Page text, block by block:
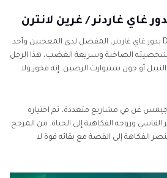
انضم ناثان فيليون إلى عالم DC بدور غاي غاردنر، المفضل لدى المعجبين وأحد
الصاخبة وسريعة الغضب، هذا الرجل
أو جون ستيوارت الرصين. إنه فخور ولا
غن في مشاريع متعددة، تم اختياره
وروحه الفكاهية إلى الحياة. من المرجح
الفكاهة إلى القصة مع بقائه قوة لا